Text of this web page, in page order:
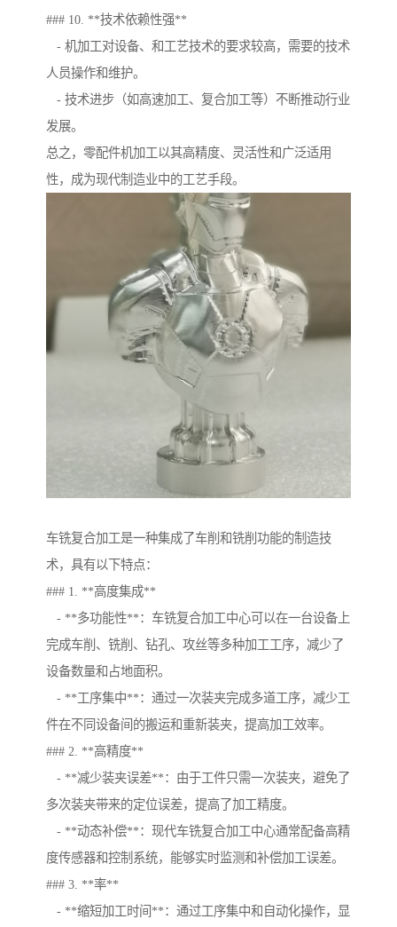
### 10. **技术依赖性强**
- 机加工对设备、和工艺技术的要求较高，需要的技术
人员操作和维护。
- 技术进步（如高速加工、复合加工等）不断推动行业
发展。
总之，零配件机加工以其高精度、灵活性和广泛适用
性，成为现代制造业中的工艺手段。
车铣复合加工是一种集成了车削和铣削功能的制造技
术，具有以下特点：
### 1. **高度集成**
- **多功能性**：车铣复合加工中心可以在一台设备上
完成车削、铣削、钻孔、攻丝等多种加工工序，减少了
设备数量和占地面积。
- **工序集中**：通过一次装夹完成多道工序，减少工
件在不同设备间的搬运和重新装夹，提高加工效率。
### 2. **高精度**
- **减少装夹误差**：由于工件只需一次装夹，避免了
多次装夹带来的定位误差，提高了加工精度。
- **动态补偿**：现代车铣复合加工中心通常配备高精
度传感器和控制系统，能够实时监测和补偿加工误差。
### 3. **率**
- **缩短加工时间**：通过工序集中和自动化操作，显